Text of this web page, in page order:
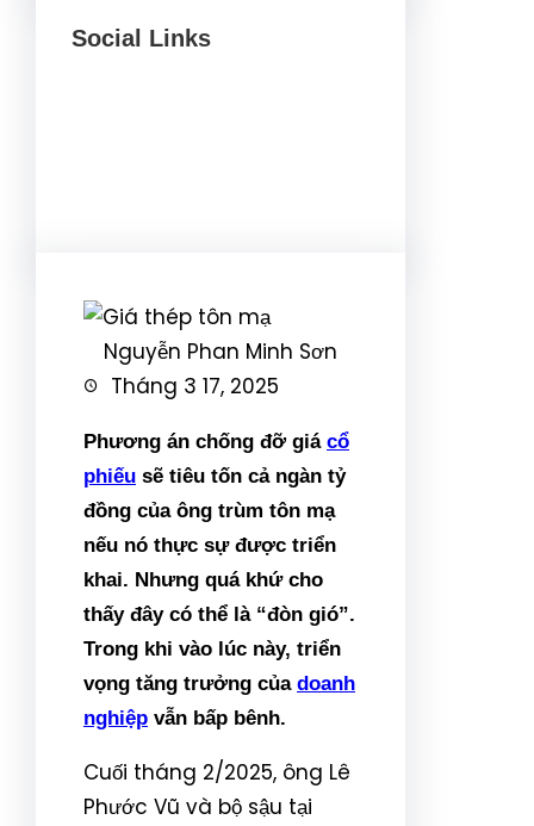
Social Links
Nguyễn Phan Minh Sơn
Tháng 3 17, 2025
Phương án chống đỡ giá cổ
phiếu sẽ tiêu tốn cả ngàn tỷ
đồng của ông trùm tôn mạ
nếu nó thực sự được triển
khai. Nhưng quá khứ cho
thấy đây có thể là “đòn gió”.
Trong khi vào lúc này, triển
vọng tăng trưởng của doanh
nghiệp vẫn bấp bênh.
Cuối tháng 2/2025, ông Lê
Phước Vũ và bộ sậu tại